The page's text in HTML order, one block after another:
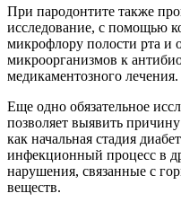
При пародонтите также
исследование, с помощью
микрофлору полости рта и
микроорганизмов к
медикаментозного лечения.
Еще одно обязательное
позволяет выявить
как начальная стадия
инфекционный процесс в
нарушения, связанные с
веществ.